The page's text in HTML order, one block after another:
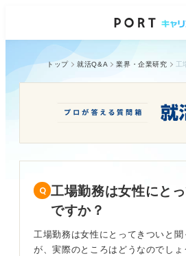
トップ 就活Q&A 業界・企業研究
工場勤務は女性にと
ですか？
工場勤務は女性にとってきついと
が、実際のところはどうなのでしょ